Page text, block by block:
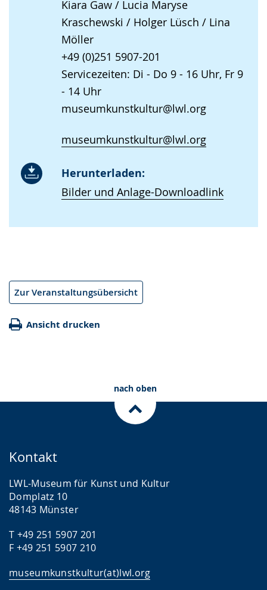
Kiara Gaw / Lucia Maryse
Kraschewski / Holger Lüsch / Lina
Möller
+49 (0)251 5907-201
Servicezeiten: Di - Do 9 - 16 Uhr, Fr 9
- 14 Uhr
museumkunstkultur@lwl.org
museumkunstkultur@lwl.org
Herunterladen:
Bilder und Anlage-Downloadlink
Zur Veranstaltungsübersicht
Ansicht drucken
nach oben
Kontakt
LWL-Museum für Kunst und Kultur
Domplatz 10
48143 Münster
T +49 251 5907 201
F +49 251 5907 210
museumkunstkultur(at)lwl.org